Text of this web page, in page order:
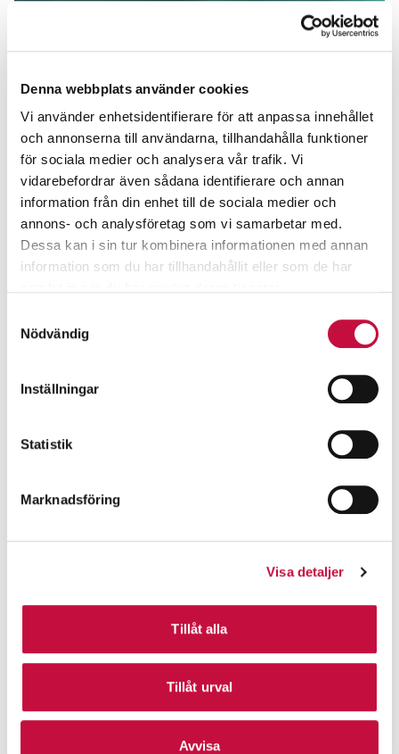
Denna webbplats använder cookies
Vi använder enhetsidentifierare för att anpassa innehållet
och annonserna till användarna, tillhandahålla funktioner
för sociala medier och analysera vår trafik. Vi
vidarebefordrar även sådana identifierare och annan
information från din enhet till de sociala medier och
annons- och analysföretag som vi samarbetar med.
Dessa kan i sin tur kombinera informationen med annan
information som du har tillhandahållit eller som de har
Nödvändig
Inställningar
Statistik
Marknadsföring
Visa detaljer
Tillåt alla
Tillåt urval
Avvisa